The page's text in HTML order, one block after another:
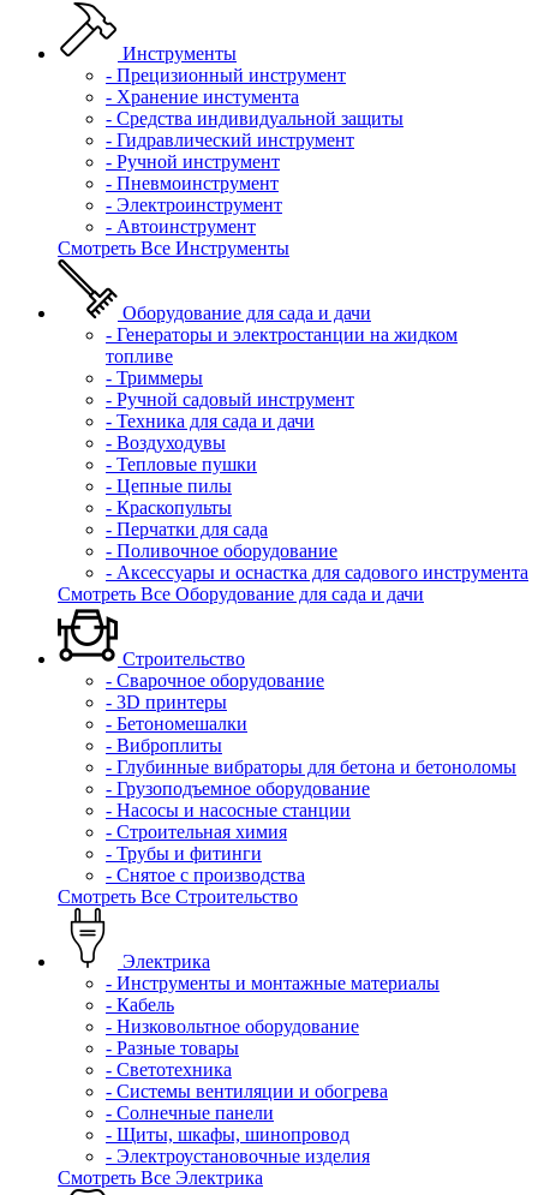
Инструменты
- Прецизионный инструмент
- Хранение инстумента
- Средства индивидуальной защиты
- Гидравлический инструмент
- Ручной инструмент
- Пневмоинструмент
- Электроинструмент
- Автоинструмент
Смотреть Все Инструменты
Оборудование для сада и дачи
- Генераторы и электростанции на жидком
топливе
- Триммеры
- Ручной садовый инструмент
- Техника для сада и дачи
- Воздуходувы
- Тепловые пушки
- Цепные пилы
- Краскопульты
- Перчатки для сада
- Поливочное оборудование
- Аксессуары и оснастка для садового инструмента
Смотреть Все Оборудование для сада и дачи
Строительство
- Сварочное оборудование
- 3D принтеры
- Бетономешалки
- Виброплиты
- Глубинные вибраторы для бетона и бетоноломы
- Грузоподъемное оборудование
- Насосы и насосные станции
- Строительная химия
- Трубы и фитинги
- Снятое с производства
Смотреть Все Строительство
Электрика
- Инструменты и монтажные материалы
- Кабель
- Низковольтное оборудование
- Разные товары
- Светотехника
- Системы вентиляции и обогрева
- Солнечные панели
- Щиты, шкафы, шинопровод
- Электроустановочные изделия
Смотреть Все Электрика